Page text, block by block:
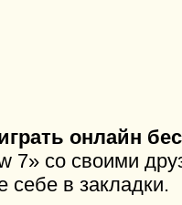
онлайн
7» со своими
себе в закладки.